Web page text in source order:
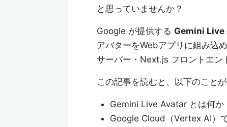
と思っていませんか？
Google が提供する Gemini
アバターをWebアプリに組み込
サーバー・Next.js フロントエン
この記事を読むと、以下のことが
Gemini Live Avatar とは何か
Google Cloud（Vertex AI）